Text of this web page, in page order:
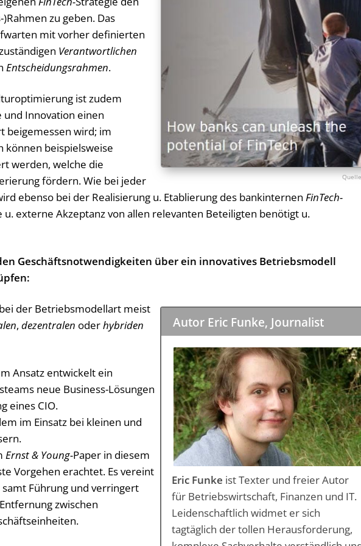
zu geben. Das
mit vorher definierten
Verantwortlichen
Entscheidungsrahmen.
ist zudem
und Innovation einen
beigemessen wird; im
können beispielsweise
werden, welche die
fördern. Wie bei jeder
ebenso bei der Realisierung u. Etablierung des bankinternenFinTech-
externe Akzeptanz von allen relevanten Beteiligten benötigt u.
Geschäftsnotwendigkeiten über ein innovatives Betriebsmodell
Autor Eric Funke, Journalist
Eric Funke ist Texter und freier Autor
für Betriebswirtschaft, Finanzen und IT.
Leidenschaftlich widmet er sich
tagtäglich der tollen Herausforderung,
der Betriebsmodellart meist
,dezentralen oderhybriden
Ansatz entwickelt ein
neue Business-Lösungen
eines CIO.
im Einsatz bei kleinen und
Ernst & Young-Paper in diesem
Vorgehen erachtet. Es vereint
Führung und verringert
zwischen